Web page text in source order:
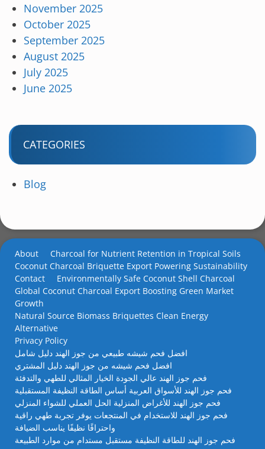
November 2025
October 2025
September 2025
August 2025
July 2025
June 2025
CATEGORIES
Blog
About
Charcoal for Nutrient Retention in Tropical Soils
Coconut Charcoal Briquette Export Powering Sustainability
Contact
Environmentally Safe Coconut Shell Charcoal
Global Coconut Charcoal Export Boosting Green Market
Growth
Natural Source Biomass Briquettes Clean Energy
Alternative
Privacy Policy
افضل فحم شيشه طبيعي من جوز الهند دليل شامل
افضل فحم شيشه من جوز الهند دليل المشتري
فحم جوز الهند عالي الجودة الخيار المثالي للطهي والتدفئة
فحم جوز الهند للأسواق العربية أساس الطاقة النظيفة المستقبلية
فحم جوز الهند للأغراض المنزلية الحل العملي للشواء المنزلي
فحم جوز الهند للاستخدام في المنتجعات يوفر تجربة طهي راقية
واحتراقًا نظيفًا يناسب الضيافة
فحم جوز الهند للطاقة النظيفة مستقبل مستدام من موارد الطبيعة